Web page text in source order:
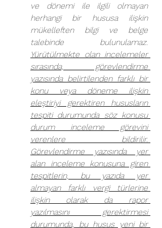
ve dönemi ile ilgili olmayan
herhangi bir hususa ilişkin
mükelleften bilgi ve belge
Yürütülmekte olan incelemeler
sırasında, görevlendirme
yazısında belirtilenden farklı bir
konu veya döneme ilişkin
eleştiriyi gerektiren hususların
tespiti durumunda söz konusu
durum inceleme görevini
verenlere bildirilir.
Görevlendirme yazısında yer
alan inceleme konusuna giren
tespitlerin, bu yazıda yer
almayan farklı vergi türlerine
ilişkin olarak da rapor
yazılmasını gerektirmesi
durumunda, bu husus yeni bir